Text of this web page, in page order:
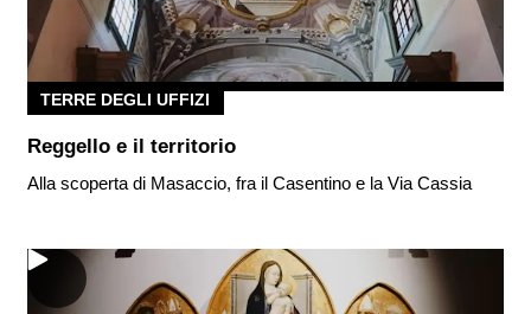
TERRE DEGLI UFFIZI
Reggello e il territorio
Alla scoperta di Masaccio, fra il Casentino e la Via Cassia